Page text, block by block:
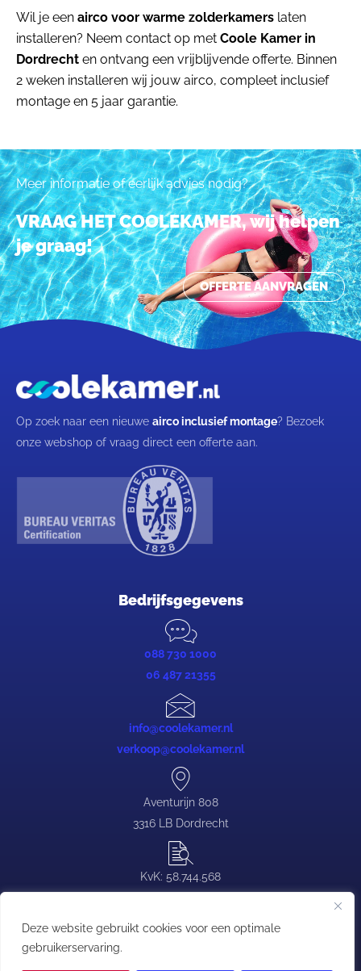
Deze website gebruikt cookies voor een optimale
gebruikerservaring.
Wil je een airco voor warme zolderkamers laten
installeren? Neem contact op met Coole Kamer in
Dordrecht en ontvang een vrijblijvende offerte. Binnen
2 weken installeren wij jouw airco, compleet inclusief
montage en 5 jaar garantie.
Meer informatie of eerlijk advies nodig?
VRAAG HET COOLEKAMER, wij helpen
je graag!
OFFERTE AANVRAGEN
Op zoek naar een nieuwe airco inclusief montage? Bezoek
onze webshop of vraag direct een offerte aan.
Bedrijfsgegevens
088 730 1000
06 487 21355
info@coolekamer.nl
verkoop@coolekamer.nl
Aventurijn 808
3316 LB Dordrecht
KvK: 58.744.568